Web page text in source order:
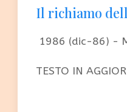
Il richiamo
1986 (dic-86) -
TESTO IN